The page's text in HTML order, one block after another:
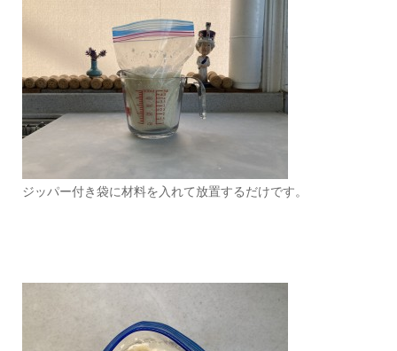
ジッパー付き袋に材料を入れて放置するだけです。